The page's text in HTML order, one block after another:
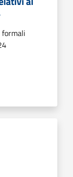
formali